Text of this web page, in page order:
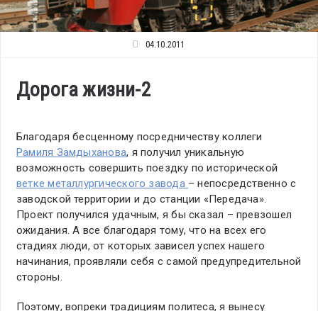
04.10.2011
Дорога жизни-2
Благодаря бесценному посредничеству коллеги
Рамиля Замдыханова, я получил уникальную
возможность совершить поездку по исторической
ветке металлургического завода – непосредственно с
заводской территории и до станции «Передача».
Проект получился удачным, я бы сказал – превзошел
ожидания. А все благодаря тому, что на всех его
стадиях люди, от которых зависел успех нашего
начинания, проявляли себя с самой предупредительной
стороны.
Поэтому, вопреки традициям политеса, я вынесу